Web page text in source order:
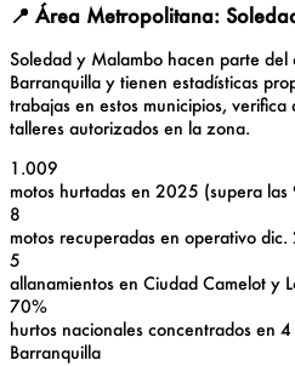
📍 Área Metropolitana:
Soledad y Malambo hacen parte del
Barranquilla y tienen estadísticas
trabajas en estos municipios,
talleres autorizados en la zona.
1.009
motos hurtadas en 2025 (supera
8
motos recuperadas en operativo
5
allanamientos en Ciudad Camelot y
70%
hurtos nacionales concentrados en
Barranquilla